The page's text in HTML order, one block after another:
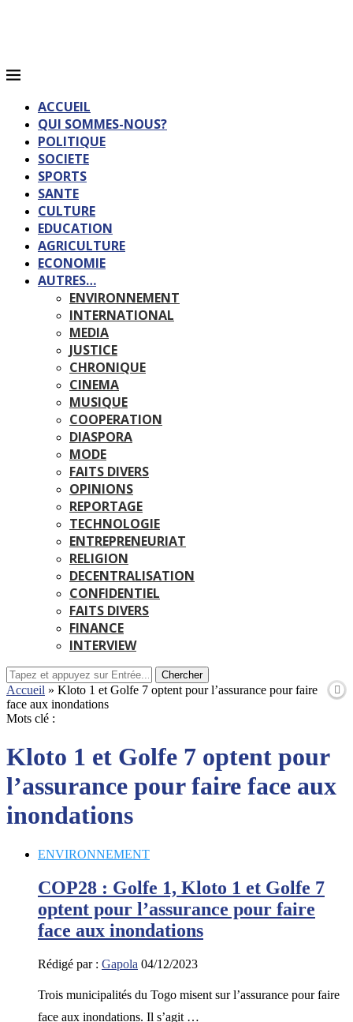
ACCUEIL
QUI SOMMES-NOUS?
POLITIQUE
SOCIETE
SPORTS
SANTE
CULTURE
EDUCATION
AGRICULTURE
ECONOMIE
AUTRES…
ENVIRONNEMENT
INTERNATIONAL
MEDIA
JUSTICE
CHRONIQUE
CINEMA
MUSIQUE
COOPERATION
DIASPORA
MODE
FAITS DIVERS
OPINIONS
REPORTAGE
TECHNOLOGIE
ENTREPRENEURIAT
RELIGION
DECENTRALISATION
CONFIDENTIEL
FAITS DIVERS
FINANCE
INTERVIEW
Chercher
Accueil » Kloto 1 et Golfe 7 optent pour l’assurance pour faire
face aux inondations
Mots clé :
Kloto 1 et Golfe 7 optent pour
l’assurance pour faire face aux
inondations
ENVIRONNEMENT
COP28 : Golfe 1, Kloto 1 et Golfe 7
optent pour l’assurance pour faire
face aux inondations
Rédigé par : Gapola 04/12/2023
Trois municipalités du Togo misent sur l’assurance pour faire
face aux inondations. Il s’agit …